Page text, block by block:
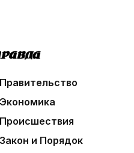
Правительство
Экономика
Происшествия
Закон и Порядок